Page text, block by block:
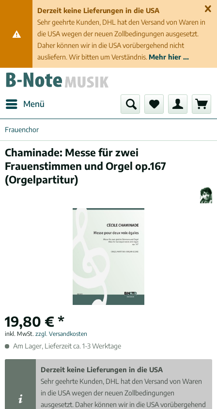
Derzeit keine Lieferungen in die USA
Sehr geehrte Kunden, DHL hat den Versand von Waren in
die USA wegen der neuen Zollbedingungen ausgesetzt.
Daher können wir in die USA vorübergehend nicht
ausliefern. Wir bitten um Verständnis. Mehr hier ...
Menü
Frauenchor
Chaminade: Messe für zwei
Frauenstimmen und Orgel op.167
(Orgelpartitur)
19,80 € *
inkl. MwSt. zzgl. Versandkosten
Am Lager, Lieferzeit ca. 1-3 Werktage
Derzeit keine Lieferungen in die USA
Sehr geehrte Kunden, DHL hat den Versand von Waren
in die USA wegen der neuen Zollbedingungen
ausgesetzt. Daher können wir in die USA vorübergehend